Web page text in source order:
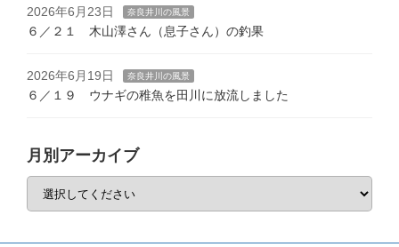
2026年6月23日 奈良井川の風景
６／２１ 木山澤さん（息子さん）の釣果
2026年6月19日 奈良井川の風景
６／１９ ウナギの稚魚を田川に放流しました
月別アーカイブ